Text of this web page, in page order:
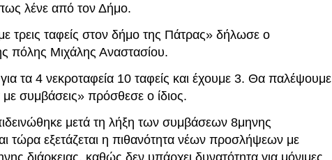
λένε από τον Δήμο.
τρεις ταφείς στον δήμο της Πάτρας» δήλωσε ο
πόλης Μιχάλης Αναστασίου.
τα 4 νεκροταφεία 10 ταφείς και έχουμε 3. Θα παλέψουμε
συμβάσεις» πρόσθεσε ο ίδιος.
μετά τη λήξη των συμβάσεων 8μηνης
τώρα εξετάζεται η πιθανότητα νέων προσλήψεων με